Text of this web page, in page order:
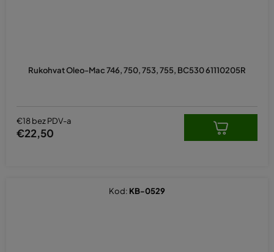
Rukohvat Oleo-Mac 746, 750, 753, 755, BC530 61110205R
€18 bez PDV-a
€22,50
Kod: KB-0529